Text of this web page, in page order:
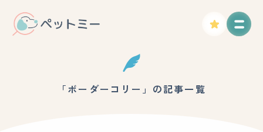
「ボーダーコリー」の記事一覧